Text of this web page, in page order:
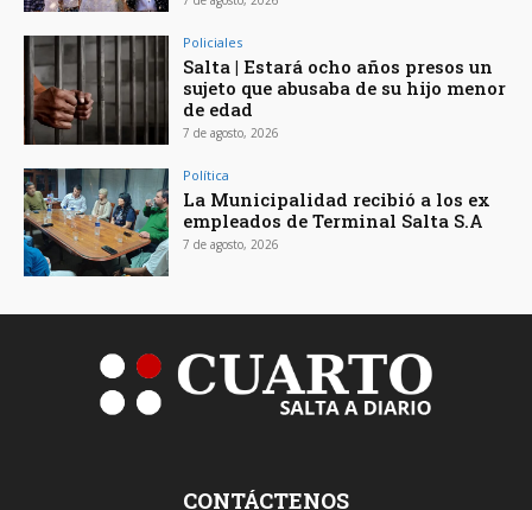
Policiales
Salta | Estará ocho años presos un
sujeto que abusaba de su hijo menor
de edad
7 de agosto, 2026
Política
La Municipalidad recibió a los ex
empleados de Terminal Salta S.A
7 de agosto, 2026
CONTÁCTENOS